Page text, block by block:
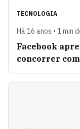
TECNOLOGIA
Há 16 anos • 1 min
Facebook
concorrer